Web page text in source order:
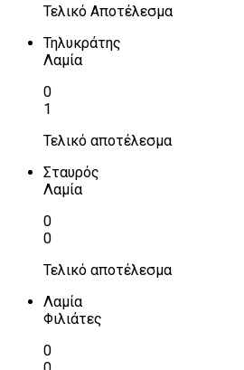
Τελικό Αποτέλεσμα
Τηλυκράτης
Λαμία
0
1
Τελικό αποτέλεσμα
Σταυρός
Λαμία
0
0
Τελικό αποτέλεσμα
Λαμία
Φιλιάτες
0